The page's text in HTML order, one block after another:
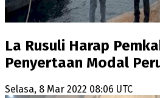
La Rusuli Harap
Penyertaan Modal
Selasa, 8 Mar 2022 08:06 UTC